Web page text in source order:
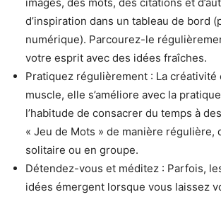
d’inspiration dans un tableau de bord
numérique). Parcourez-le
votre esprit avec des idées fraîches.
Pratiquez régulièrement : La créativité
muscle, elle s’améliore avec la
l’habitude de consacrer du temps à
« Jeu de Mots » de manière régulière,
solitaire ou en groupe.
Détendez-vous et méditez : Parfois,
idées émergent lorsque vous laissez